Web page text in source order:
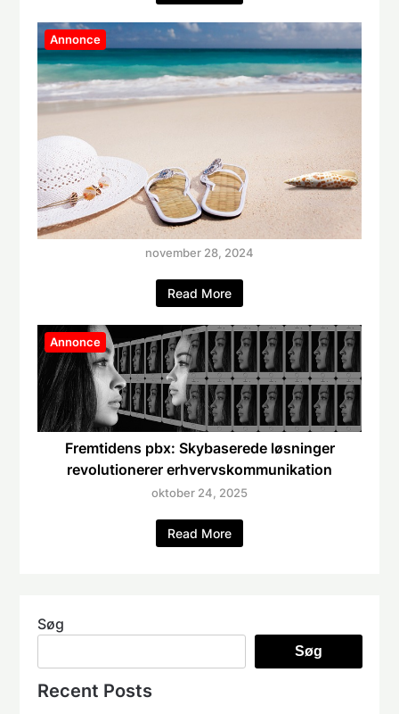
Annonce
november 28, 2024
Read More
Annonce
Fremtidens pbx: Skybaserede løsninger
revolutionerer erhvervskommunikation
oktober 24, 2025
Read More
Søg
Søg
Recent Posts